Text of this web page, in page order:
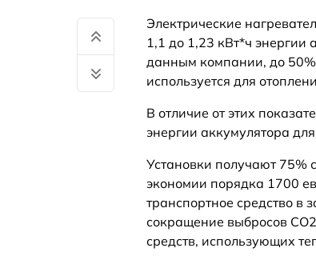
Электрические
1,1 до 1,23 кВт*ч энергии
данным компании, до
используется для
В отличие от этих
энергии аккумулятора
Установки получают 75%
экономии порядка 1700
транспортное средство в
сокращение выбросов
средств, использующих